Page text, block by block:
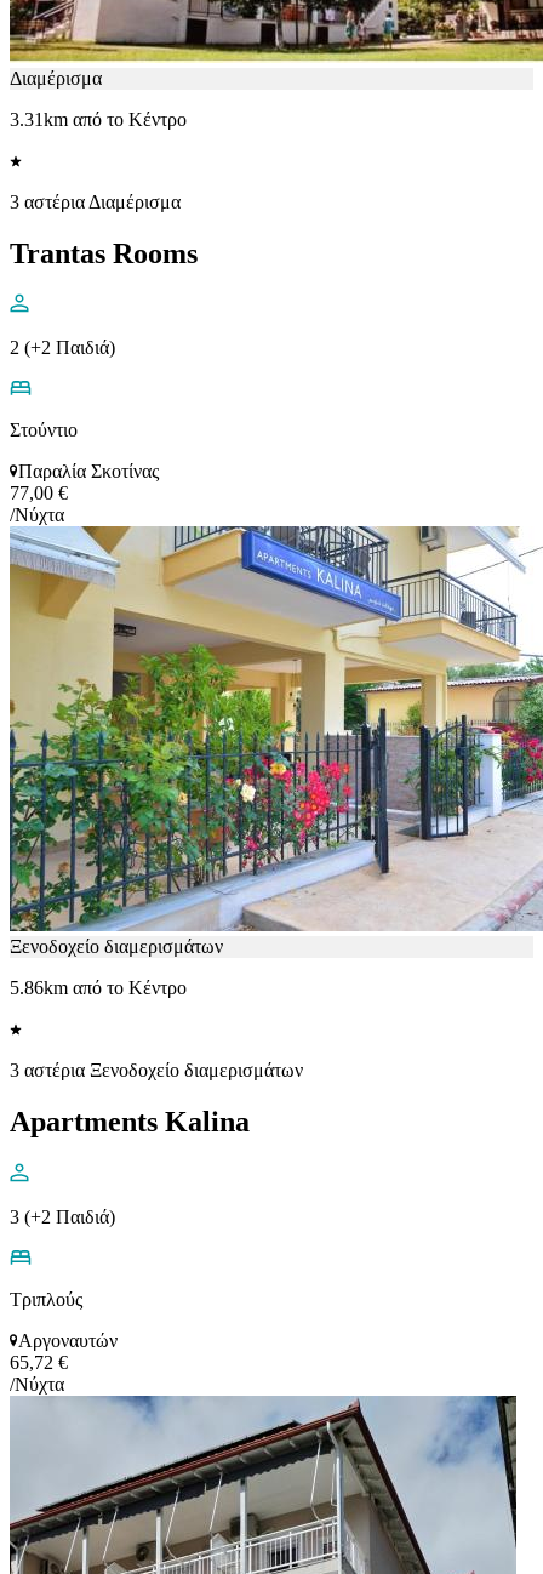
Διαμέρισμα
3.31km από το Κέντρο
3 αστέρια Διαμέρισμα
Trantas Rooms
2 (+2 Παιδιά)
Στούντιο
Παραλία Σκοτίνας
77,00 €
/Νύχτα
Ξενοδοχείο διαμερισμάτων
5.86km από το Κέντρο
3 αστέρια Ξενοδοχείο διαμερισμάτων
Apartments Kalina
3 (+2 Παιδιά)
Τριπλούς
Αργοναυτών
65,72 €
/Νύχτα